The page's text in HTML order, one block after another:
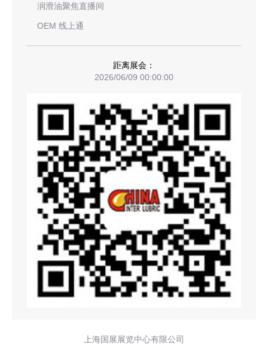
润滑油聚焦直播间
OEM 线上通
距离展会：
2026/06/09 00:00:00
上海国展展览中心有限公司